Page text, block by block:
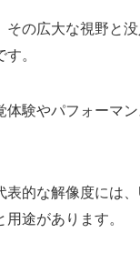
その広大な視野と
。
体験やパフォーマ
表的な解像度には
途があります。